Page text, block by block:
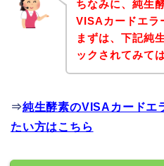
ちなみに、純生
VISAカードエラ
まずは、下記純
ックされてみて
⇒純生酵素のVISAカードエ
たい方はこちら